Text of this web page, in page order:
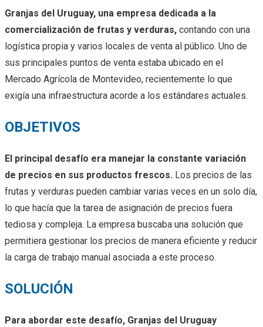
Granjas del Uruguay, una empresa dedicada a la
comercialización de frutas y verduras, contando con una
logística propia y varios locales de venta al público. Uno de
sus principales puntos de venta estaba ubicado en el
Mercado Agrícola de Montevideo, recientemente lo que
exigía una infraestructura acorde a los estándares actuales.
OBJETIVOS
El principal desafío era manejar la constante variación
de precios en sus productos frescos. Los precios de las
frutas y verduras pueden cambiar varias veces en un solo día,
lo que hacía que la tarea de asignación de precios fuera
tediosa y compleja. La empresa buscaba una solución que
permitiera gestionar los precios de manera eficiente y reducir
la carga de trabajo manual asociada a este proceso.
SOLUCIÓN
Para abordar este desafío, Granjas del Uruguay